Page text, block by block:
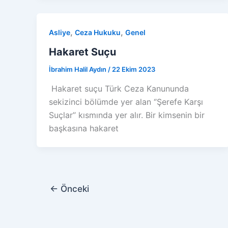
Asliye, Ceza Hukuku, Genel
Hakaret Suçu
İbrahim Halil Aydın / 22 Ekim 2023
Hakaret suçu Türk Ceza Kanununda
sekizinci bölümde yer alan ‘’Şerefe Karşı
Suçlar’’ kısmında yer alır. Bir kimsenin bir
başkasına hakaret
← Önceki